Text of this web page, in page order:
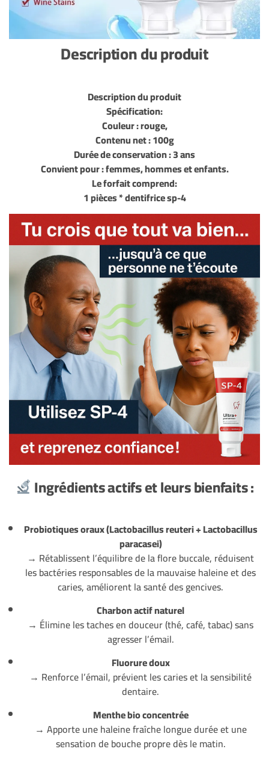
Description du produit
Description du produit
Spécification:
Couleur : rouge,
Contenu net : 100g
Durée de conservation : 3 ans
Convient pour : femmes, hommes et enfants.
Le forfait comprend:
1 pièces * dentifrice sp-4
Ingrédients actifs et leurs bienfaits :
Probiotiques oraux (Lactobacillus reuteri + Lactobacillus
paracasei)
→ Rétablissent l’équilibre de la flore buccale, réduisent
les bactéries responsables de la mauvaise haleine et des
caries, améliorent la santé des gencives.
Charbon actif naturel
→ Élimine les taches en douceur (thé, café, tabac) sans
agresser l’émail.
Fluorure doux
→ Renforce l’émail, prévient les caries et la sensibilité
dentaire.
Menthe bio concentrée
→ Apporte une haleine fraîche longue durée et une
sensation de bouche propre dès le matin.